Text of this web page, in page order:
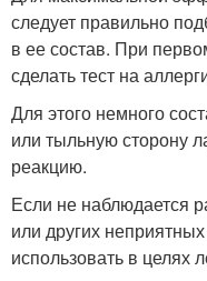
следует правильно
в ее состав. При
сделать тест на
Для этого немного
или тыльную сторону
реакцию.
Если не наблюдается
или других
использовать в целях